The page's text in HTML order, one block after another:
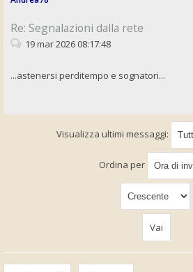
Re: Segnalazioni dalla rete
19 mar 2026 08:17:48
...astenersi perditempo e sognatori...
Visualizza ultimi messaggi:
Ordina per